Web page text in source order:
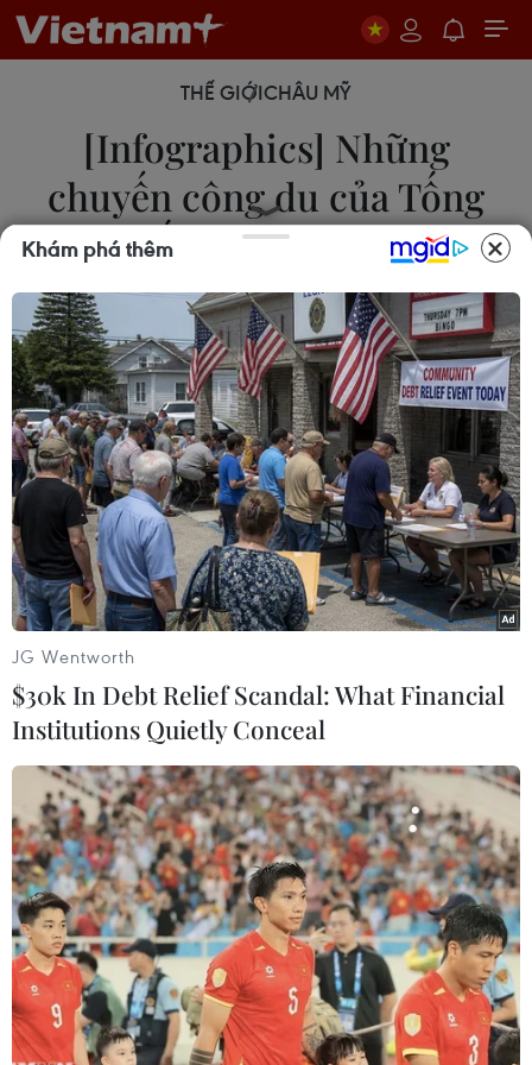
THẾ GIỚICHÂU MỸ
[Infographics] Những
chuyến công du của Tống
thống Mỹ Obama
16/11/2016 01:44
Tổng thống Mỹ Obama ngày 15/11 đã đến Hy Lạp,
chặng dừng chân đầu tiên trong chuyến công du
châu Âu. Đây cũng là chuyến công du nước ngoài
cuối cùng trong nhiệm kỳ tổng thống của ông.
Nhấp chuột để xem kích thước chuẩn.
Tổng thống Mỹ Barack Obama ngày 15/11 đã
đến thủ đô Athens của Hy Lạp, chặnh dừng
chân đầu tiên trong chuyến công du châu Âu.
Đây chuyến công du nước ngoài cuối cùng trong
Khám phá thêm
JG Wentworth
$30k In Debt Relief Scandal: What Financial
Institutions Quietly Conceal